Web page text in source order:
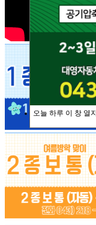
오늘 하루 이 창 열